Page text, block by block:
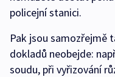
policejní stanici.
Pak jsou samozřejmě
dokladů neobejde:
soudu, při vyřizování